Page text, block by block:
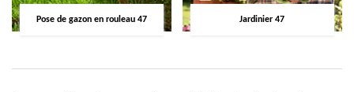
Pose de gazon en rouleau 47 Jardinier 47